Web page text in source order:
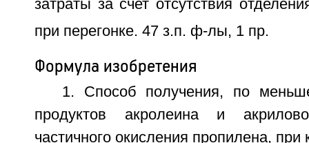
затраты за счет отсутствия
при перегонке. 47 з.п. ф-лы, 1 пр.
Формула изобретения
1. Способ получения, по
продуктов акролеина и
частичного окисления пропилена, при